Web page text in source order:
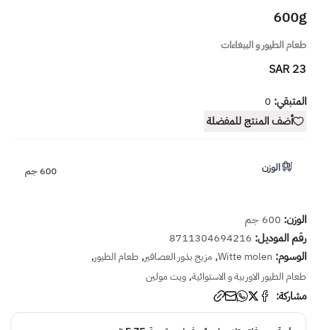
600g
طعام الطيور و الببغاءات
23 SAR
المتبقي: 0
أضف المنتج للمفضلة
الوزن 600 جم
الوزن: 600 جم
رقم الموديل: 8711304694216
الوسوم: Witte molen
, مزيج بذور العصافير, طعام الطيور,
طعام الطيور الاوربية و الاستوائية, ويت مولين
مشاركة: